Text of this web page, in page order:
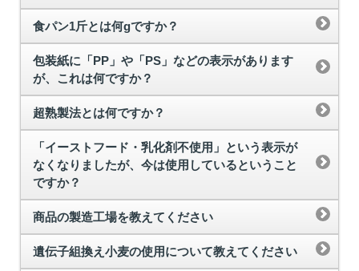
食パン1斤とは何gですか？
包装紙に「PP」や「PS」などの表示があります
が、これは何ですか？
超熟製法とは何ですか？
「イーストフード・乳化剤不使用」という表示が
なくなりましたが、今は使用しているということ
ですか？
商品の製造工場を教えてください
遺伝子組換え小麦の使用について教えてください